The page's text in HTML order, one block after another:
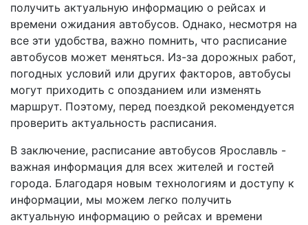
получить актуальную информацию о рейсах и
времени ожидания автобусов. Однако, несмотря на
все эти удобства, важно помнить, что расписание
автобусов может меняться. Из-за дорожных работ,
погодных условий или других факторов, автобусы
могут приходить с опозданием или изменять
маршрут. Поэтому, перед поездкой рекомендуется
проверить актуальность расписания.
В заключение, расписание автобусов Ярославль -
важная информация для всех жителей и гостей
города. Благодаря новым технологиям и доступу к
информации, мы можем легко получить
актуальную информацию о рейсах и времени